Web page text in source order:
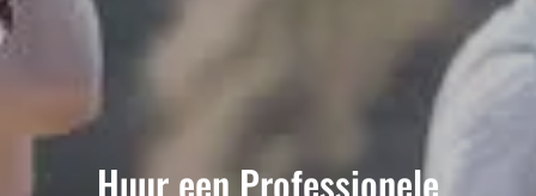
Huur een Professionele